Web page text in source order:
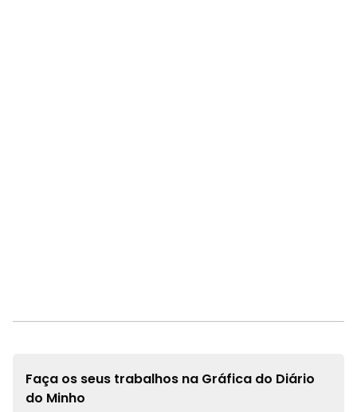
Faça os seus trabalhos na Gráfica do Diário
do Minho